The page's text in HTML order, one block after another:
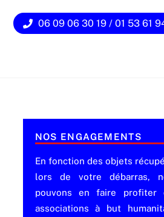
06 09 06 30 19 / 01 53 61
NOS ENGAGEMENTS
En fonction des objets
lors de votre débarras,
pouvons en faire profiter
associations à but